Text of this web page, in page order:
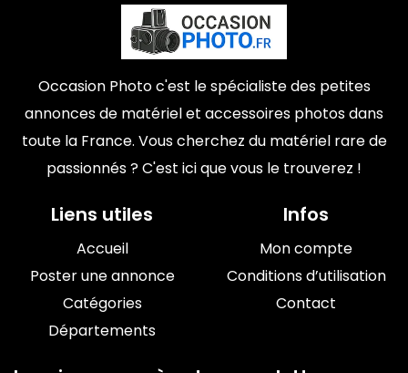
Occasion Photo c'est le spécialiste des petites
annonces de matériel et accessoires photos dans
toute la France. Vous cherchez du matériel rare de
passionnés ? C'est ici que vous le trouverez !
Liens utiles
Accueil
Poster une annonce
Catégories
Départements
Infos
Mon compte
Conditions d’utilisation
Contact